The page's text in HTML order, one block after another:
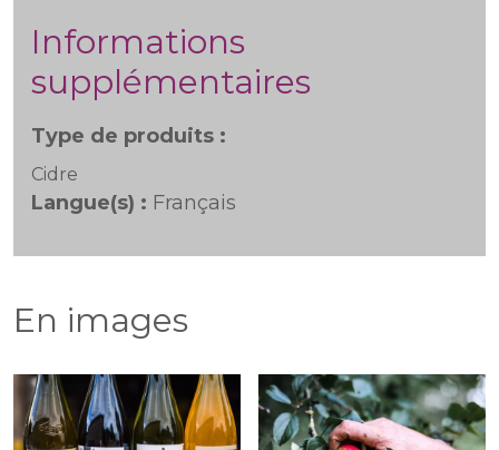
Informations
supplémentaires
Type de produits :
Cidre
Langue(s) : Français
En images